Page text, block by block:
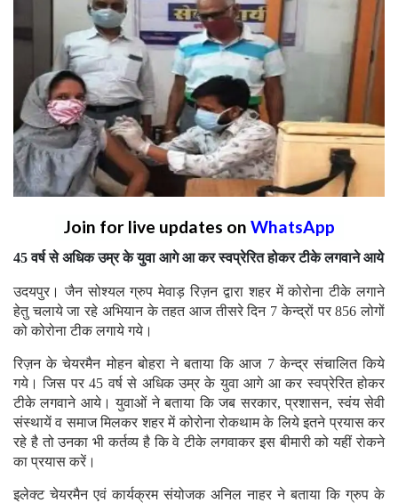
Join for live updates on WhatsApp
45 वर्ष से अधिक उम्र के युवा आगे आ कर स्वप्रेरित होकर टीके लगवाने आये
उदयपुर। जैन सोश्यल ग्रुप मेवाड़ रिज़न द्वारा शहर में कोरोना टीके लगाने
हेतु चलाये जा रहे अभियान के तहत आज तीसरे दिन 7 केन्द्रों पर 856 लोगों
को कोरोना टीक लगाये गये।
रिज़न के चेयरमैन मोहन बोहरा ने बताया कि आज 7 केन्द्र संचालित किये
गये। जिस पर 45 वर्ष से अधिक उम्र के युवा आगे आ कर स्वप्रेरित होकर
टीके लगवाने आये। युवाओं ने बताया कि जब सरकार, प्रशासन, स्वंय सेवी
संस्थायें व समाज मिलकर शहर में कोरोना रोकथाम के लिये इतने प्रयास कर
रहे है तो उनका भी कर्तव्य है कि वे टीके लगवाकर इस बीमारी को यहीं रोकने
का प्रयास करें।
इलेक्ट चेयरमैन एवं कार्यक्रम संयोजक अनिल नाहर ने बताया कि ग्रुप के